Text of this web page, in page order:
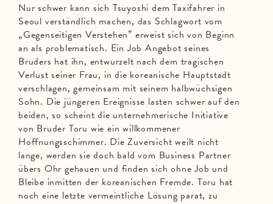
Nur schwer kann sich Tsuyoshi dem Taxifahrer in
Seoul verständlich machen, das Schlagwort vom
„Gegenseitigen Verstehen” erweist sich von Beginn
an als problematisch. Ein Job Angebot seines
Bruders hat ihn, entwurzelt nach dem tragischen
Verlust seiner Frau, in die koreanische Hauptstadt
verschlagen, gemeinsam mit seinem halbwüchsigen
Sohn. Die jüngeren Ereignisse lasten schwer auf den
beiden, so scheint die unternehmerische Initiative
von Bruder Toru wie ein willkommener
Hoffnungsschimmer. Die Zuversicht weilt nicht
lange, werden sie doch bald vom Business Partner
übers Ohr gehauen und finden sich ohne Job und
Bleibe inmitten der koreanischen Fremde. Toru hat
noch eine letzte vermeintliche Lösung parat, zu